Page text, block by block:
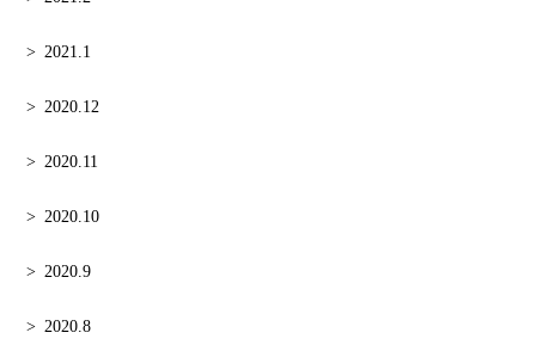
2021.1
2020.12
2020.11
2020.10
2020.9
2020.8